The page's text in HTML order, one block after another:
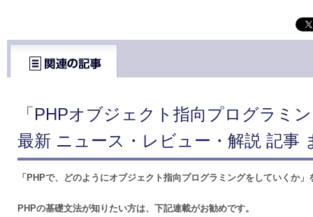
「PHPオブジェクト指向プログラミ
最新 ニュース・レビュー・解説 記事
「PHPで、どのようにオブジェクト指向プログラミングをしていくか
PHPの基礎文法が知りたい方は、下記連載がお勧めです。